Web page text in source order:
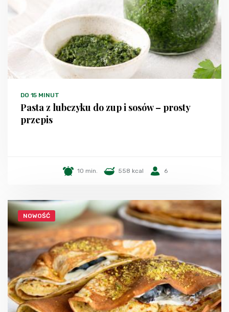
DO 15 MINUT
Pasta z lubczyku do zup i sosów – prosty
przepis
10 min. 558 kcal 6
NOWOŚĆ